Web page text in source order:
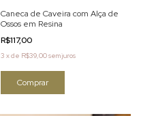
Caneca de Caveira com Alça de
Ossos em Resina
R$117,00
3 xde R$39,00sem juros